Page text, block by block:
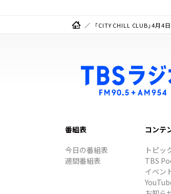
「CITY CHILL CLUB」4月4
番組表
今日の番組表
週間番組表
コンテ
トピッ
TBS
イベン